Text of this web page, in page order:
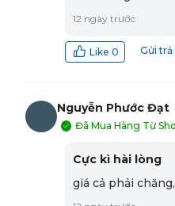
12 ngày trước
Like 0 Gửi trả
Nguyễn Phước Đạt
Đã Mua Hàng Từ
Cực kì hài lòng
giá cả phải